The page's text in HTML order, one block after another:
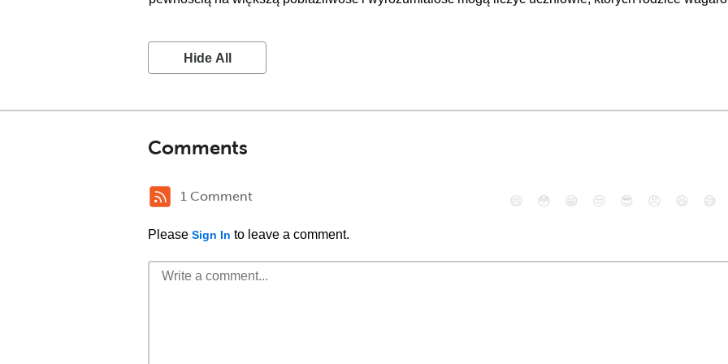
Hide All
Comments
1 Comment
Please Sign In to leave a comment.
😄 😳 😁 😒 😎 😠 😆 😅